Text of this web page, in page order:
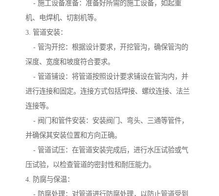
- 施工设备准备：准备好所需的施工设备，如起重
机、电焊机、切割机等。
3. 管道安装：
- 管沟开挖：根据设计要求，开挖管沟，确保管沟的
深度、宽度和坡度符合要求。
- 管道铺设：将管道按照设计要求铺设在管沟内，并
进行连接和固定。连接方式包括焊接、螺纹连接、法兰
连接等。
- 阀门和管件安装：安装阀门、弯头、三通等管件，
并确保其安装位置和方向正确。
- 管道试压：在管道安装完成后，进行水压试验或气
压试验，以检查管道的密封性和耐压能力。
4. 防腐与保温：
- 防腐处理：对管道进行防腐处理，以防止管道受到